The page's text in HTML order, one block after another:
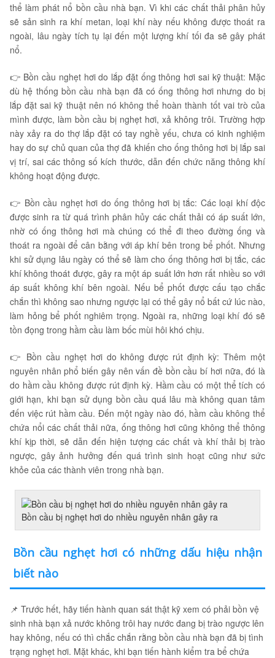
thể làm phát nổ bồn cầu nhà bạn. Vì khi các chất thải phân hủy
sẽ sản sinh ra khí metan, loại khí này nếu không được thoát ra
ngoài, lâu ngày tích tụ lại đến một lượng khí tối đa sẽ gây phát
nổ.
👉 Bồn cầu nghẹt hơi do lắp đặt ống thông hơi sai kỹ thuật: Mặc
dù hệ thống bồn cầu nhà bạn đã có ống thông hơi nhưng do bị
lắp đặt sai kỹ thuật nên nó không thể hoàn thành tốt vai trò của
mình được, làm bồn cầu bị nghẹt hơi, xả không trôi. Trường hợp
này xảy ra do thợ lắp đặt có tay nghề yếu, chưa có kinh nghiệm
hay do sự chủ quan của thợ đã khiến cho ống thông hơi bị lắp sai
vị trí, sai các thông số kích thước, dẫn đến chức năng thông khí
không hoạt động được.
👉 Bồn cầu nghẹt hơi do ống thông hơi bị tắc: Các loại khí độc
được sinh ra từ quá trình phân hủy các chất thải có áp suất lớn,
nhờ có ống thông hơi mà chúng có thể đi theo đường ống và
thoát ra ngoài để cân bằng với áp khí bên trong bể phốt. Nhưng
khi sử dụng lâu ngày có thể sẽ làm cho ống thông hơi bị tắc, các
khí không thoát được, gây ra một áp suất lớn hơn rất nhiều so với
áp suất không khí bên ngoài. Nếu bể phốt được cấu tạo chắc
chắn thì không sao nhưng ngược lại có thể gây nổ bất cứ lúc nào,
làm hỏng bể phốt nghiêm trọng. Ngoài ra, những loại khí đó sẽ
tồn đọng trong hầm cầu làm bốc mùi hôi khó chịu.
👉 Bồn cầu nghẹt hơi do không được rút định kỳ: Thêm một
nguyên nhân phổ biến gây nên vấn đề bồn cầu bí hơi nữa, đó là
do hầm cầu không được rút định kỳ. Hầm cầu có một thể tích có
giới hạn, khi bạn sử dụng bồn cầu quá lâu mà không quan tâm
đến việc rút hầm cầu. Đến một ngày nào đó, hầm cầu không thể
chứa nổi các chất thải nữa, ống thông hơi cũng không thể thông
khí kịp thời, sẽ dẫn đến hiện tượng các chất và khí thải bị trào
ngược, gây ảnh hưởng đến quá trình sinh hoạt cũng như sức
khỏe của các thành viên trong nhà bạn.
Bồn cầu bị nghẹt hơi do nhiều nguyên nhân gây ra
Bồn cầu nghẹt hơi có những dấu hiệu nhận
biết nào
📌 Trước hết, hãy tiến hành quan sát thật kỹ xem có phải bồn vệ
sinh nhà bạn xả nước không trôi hay nước đang bị trào ngược lên
hay không, nếu có thì chắc chắn rằng bồn cầu nhà bạn đã bị tình
trạng nghẹt hơi. Mặt khác, khi bạn tiến hành kiểm tra bể chứa